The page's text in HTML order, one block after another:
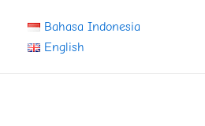
Bahasa Indonesia
English